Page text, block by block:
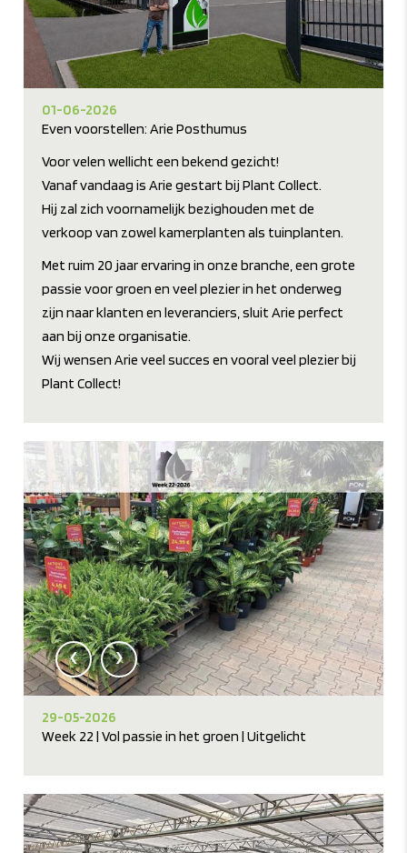
01-06-2026
Even voorstellen: Arie Posthumus
Voor velen wellicht een bekend gezicht!
Vanaf vandaag is Arie gestart bij Plant Collect.
Hij zal zich voornamelijk bezighouden met de
verkoop van zowel kamerplanten als tuinplanten.
Met ruim 20 jaar ervaring in onze branche, een grote
passie voor groen en veel plezier in het onderweg
zijn naar klanten en leveranciers, sluit Arie perfect
aan bij onze organisatie.
Wij wensen Arie veel succes en vooral veel plezier bij
Plant Collect!
‹ ›
29-05-2026
Week 22 | Vol passie in het groen | Uitgelicht